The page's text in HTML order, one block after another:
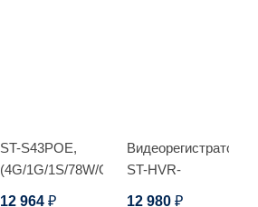
ST-S43POE,
(4G/1G/1S/78W/OUT)
12 964₽
Видеорегистратор
ST-HVR-
12 980 ₽